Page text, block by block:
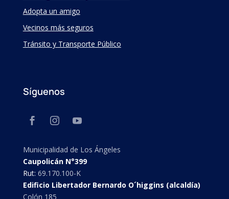
Adopta un amigo
Vecinos más seguros
Tránsito y Transporte Público
Síguenos
Municipalidad de Los Ángeles
Caupolicán N°399
Rut: 69.170.100-K
Edificio Libertador Bernardo O´higgins (alcaldía)
Colón 185